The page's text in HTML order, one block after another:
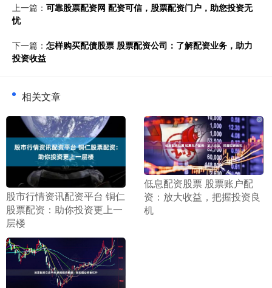
上一篇： 可靠股票配资网 配资可信，股票配资门户，助您投资无
忧
下一篇： 怎样购买配债股票 股票配资公司：了解配资业务，助力
投资收益
相关文章
​股市行情资讯配资平台 铜仁
股票配资：助你投资更上一
层楼
​低息配资股票 股票账户配
资：放大收益，把握投资良
机